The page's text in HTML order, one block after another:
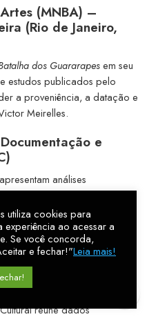
(MNBA) –
(Rio de Janeiro,
dos Guararapesem seu
estudos publicados pelo
a proveniência, a datação e
Meirelles.
e
análises
sua formação
antecederam a criação
compreender o
suas obras.
de Arte Brasileira:
reúne dados
utiliza cookies para
experiência ao acessar a
Se você concorda,
e fechar!"Leia mais!